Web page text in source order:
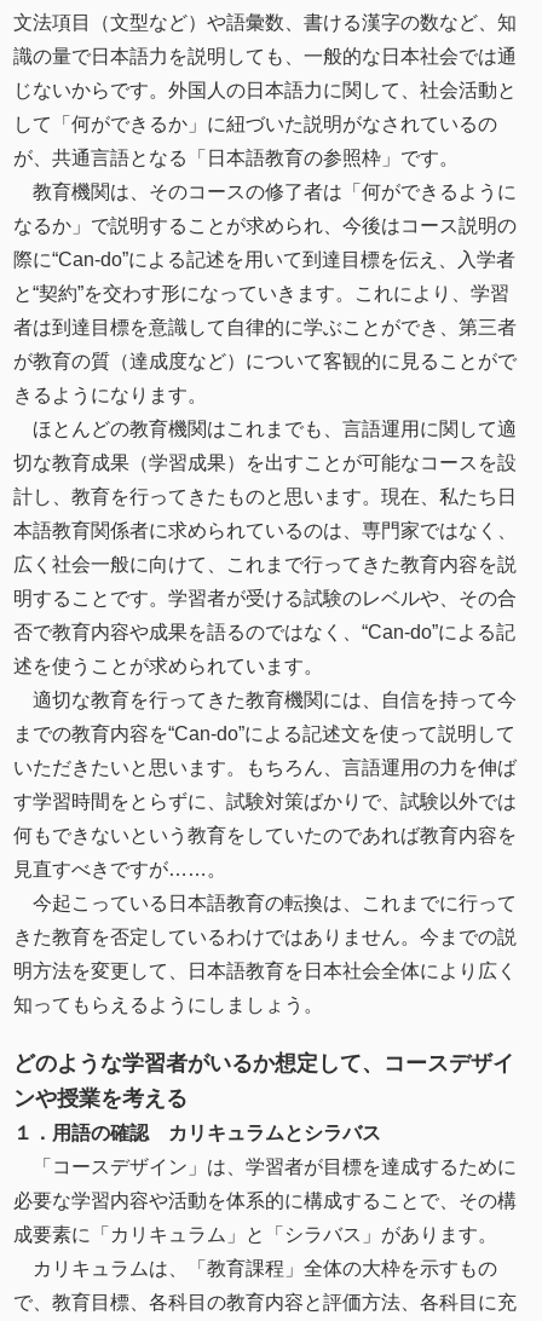
文法項目（文型など）や語彙数、書ける漢字の数など、知
識の量で日本語力を説明しても、一般的な日本社会では通
じないからです。外国人の日本語力に関して、社会活動と
して「何ができるか」に紐づいた説明がなされているの
が、共通言語となる「日本語教育の参照枠」です。
教育機関は、そのコースの修了者は「何ができるように
なるか」で説明することが求められ、今後はコース説明の
際に“Can-do”による記述を用いて到達目標を伝え、入学者
と“契約”を交わす形になっていきます。これにより、学習
者は到達目標を意識して自律的に学ぶことができ、第三者
が教育の質（達成度など）について客観的に見ることがで
きるようになります。
ほとんどの教育機関はこれまでも、言語運用に関して適
切な教育成果（学習成果）を出すことが可能なコースを設
計し、教育を行ってきたものと思います。現在、私たち日
本語教育関係者に求められているのは、専門家ではなく、
広く社会一般に向けて、これまで行ってきた教育内容を説
明することです。学習者が受ける試験のレベルや、その合
否で教育内容や成果を語るのではなく、“Can-do”による記
述を使うことが求められています。
適切な教育を行ってきた教育機関には、自信を持って今
までの教育内容を“Can-do”による記述文を使って説明して
いただきたいと思います。もちろん、言語運用の力を伸ば
す学習時間をとらずに、試験対策ばかりで、試験以外では
何もできないという教育をしていたのであれば教育内容を
見直すべきですが……。
今起こっている日本語教育の転換は、これまでに行って
きた教育を否定しているわけではありません。今までの説
明方法を変更して、日本語教育を日本社会全体により広く
知ってもらえるようにしましょう。
どのような学習者がいるか想定して、コースデザイ
ンや授業を考える
１．用語の確認 カリキュラムとシラバス
「コースデザイン」は、学習者が⽬標を達成するために
必要な学習内容や活動を体系的に構成することで、その構
成要素に「カリキュラム」と「シラバス」があります。
カリキュラムは、「教育課程」全体の大枠を示すもの
で、教育目標、各科目の教育内容と評価⽅法、各科目に充